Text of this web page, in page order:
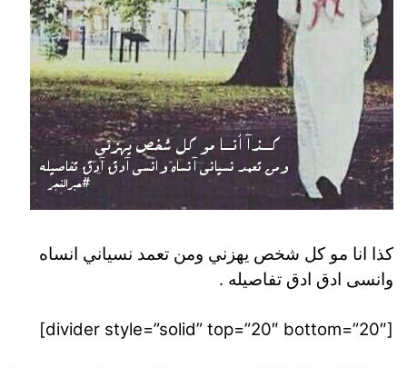
كذا انا مو كل شخص يهزني ومن تعمد نسياني انساه
وانسى ادق ادق تفاصيله .
[divider style=”solid” top=”20″ bottom=”20″]